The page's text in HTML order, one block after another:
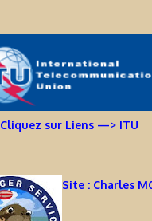
Cliquez sur Liens —> ITU
Site : Charles